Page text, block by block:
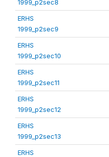
1999_p2sec8
ERHS
1999_p2sec9
ERHS
1999_p2sec10
ERHS
1999_p2sec11
ERHS
1999_p2sec12
ERHS
1999_p2sec13
ERHS